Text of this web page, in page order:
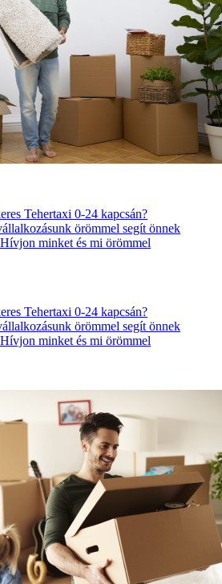
Tehertaxi 0-24 kapcsán?
örömmel segít önnek
minket és mi örömmel
Tehertaxi 0-24 kapcsán?
örömmel segít önnek
minket és mi örömmel